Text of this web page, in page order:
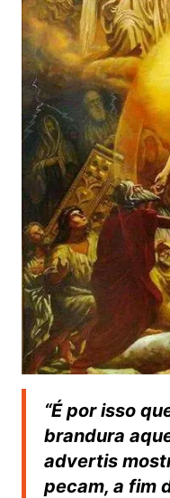
“É por isso
brandura
advertis
pecam, a fim